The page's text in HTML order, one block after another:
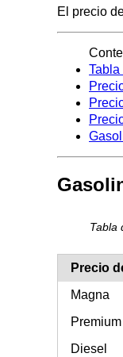
El precio
Tabla
Precio
Magna
Premium
Diesel